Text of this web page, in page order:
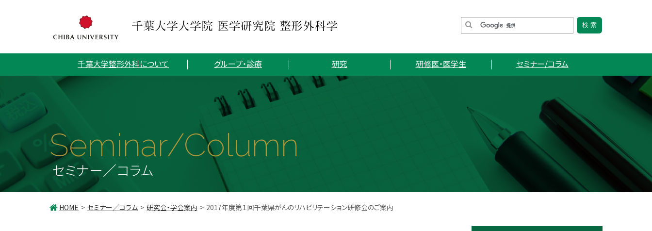
千葉大学整形外科について グループ・診療 研究 研修医・医学生 セミナー/コラム
Seminar/Column
セミナー／コラム
HOME セミナー／コラム 研究会・学会案内 2017年度第１回千葉県がんのリハビリテーション研修会のご案内